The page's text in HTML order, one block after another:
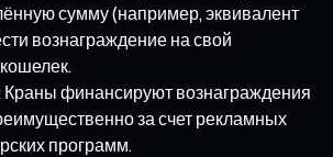
сумму (например, эквивалент
вознаграждение на свой
Краны финансируют вознаграждения
за счет рекламных
программ.